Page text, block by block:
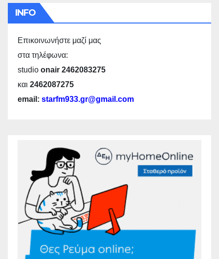
INFO
Επικοινωνήστε μαζί μας
στα τηλέφωνα:
studio onair 2462083275
και 2462087275
email: starfm933.gr@gmail.com